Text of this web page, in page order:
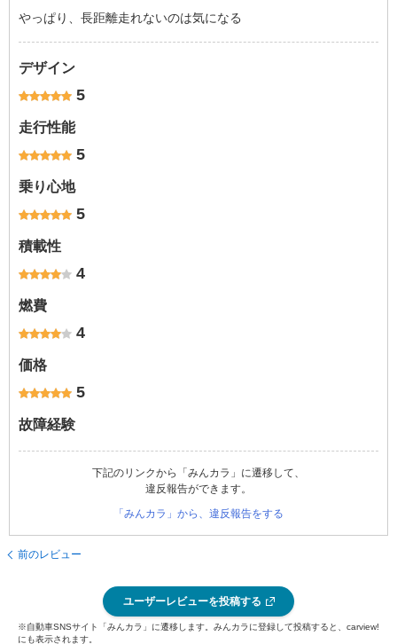
やっぱり、長距離走れないのは気になる
デザイン
5
走行性能
5
乗り心地
5
積載性
4
燃費
4
価格
5
故障経験
下記のリンクから「みんカラ」に遷移して、
違反報告ができます。
「みんカラ」から、違反報告をする
前のレビュー
ユーザーレビューを投稿する
※自動車SNSサイト「みんカラ」に遷移します。みんカラに登録して投稿すると、carview!
にも表示されます。